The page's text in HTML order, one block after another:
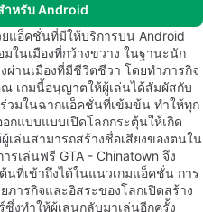
ำหรับ Android
ยแอ็คชั่นที่มีให้บริการบน Android
ในเมืองที่กว้างขวาง ในฐานะนัก
านเมืองที่มีชีวิตชีวา โดยทำภารกิจ
เกมนี้อนุญาตให้ผู้เล่นได้สัมผัสกับ
วมในฉากแอ็คชั่นที่เข้มข้น ทำให้ทุก
กแบบแบบเปิดโลกกระตุ้นให้เกิด
ล่นสามารถสร้างชื่อเสียงของตนใน
เล่นฟรี GTA - Chinatown จึง
ที่เข้าถึงได้ในแนวเกมแอ็คชั่น การ
ภารกิจและอิสระของโลกเปิดสร้าง
งทำให้ผู้เล่นกลับมาเล่นอีกครั้ง